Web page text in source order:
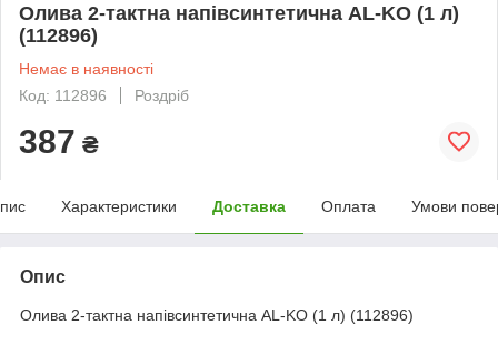
Олива 2-тактна напівсинтетична AL-KO (1 л)
(112896)
Немає в наявності
Код: 112896
Роздріб
387 ₴
Характеристики Доставка Оплата Умови
Опис
Олива 2-тактна напівсинтетична AL-KO (1 л) (112896)